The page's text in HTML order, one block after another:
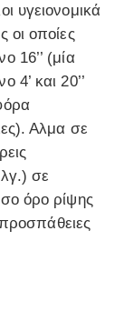
υγειονομικά
οι οποίες
16’’ (μία
4’ και 20’’
Αλμα σε
σε
όρο ρίψης
προσπάθειες